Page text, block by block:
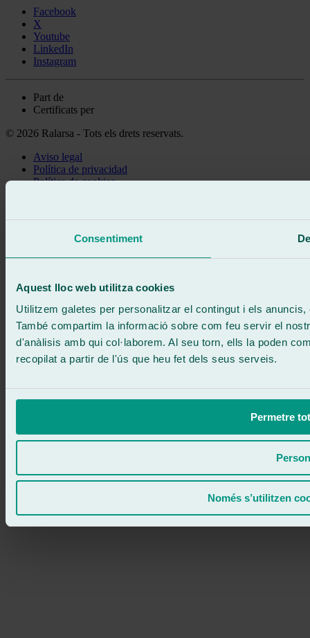
Consentiment
Aquest lloc web utilitza cookies
Utilitzem galetes per personalitzar el contingut i els
També compartim la informació sobre com feu servir el
d'anàlisis amb qui col·laborem. Al seu torn, ells la poden
recopilat a partir de l'ús que heu fet dels seus serveis.
Permetre
Només s’utilitzen
Facebook
X
Youtube
LinkedIn
Instagram
Part de
Certificats per
© 2026 Ralarsa - Tots els drets reservats.
Aviso legal
Política de privacidad
Política de cookies
Sense compromís
671 015 121
ATENCIÓ 24/7 Contacta'ns